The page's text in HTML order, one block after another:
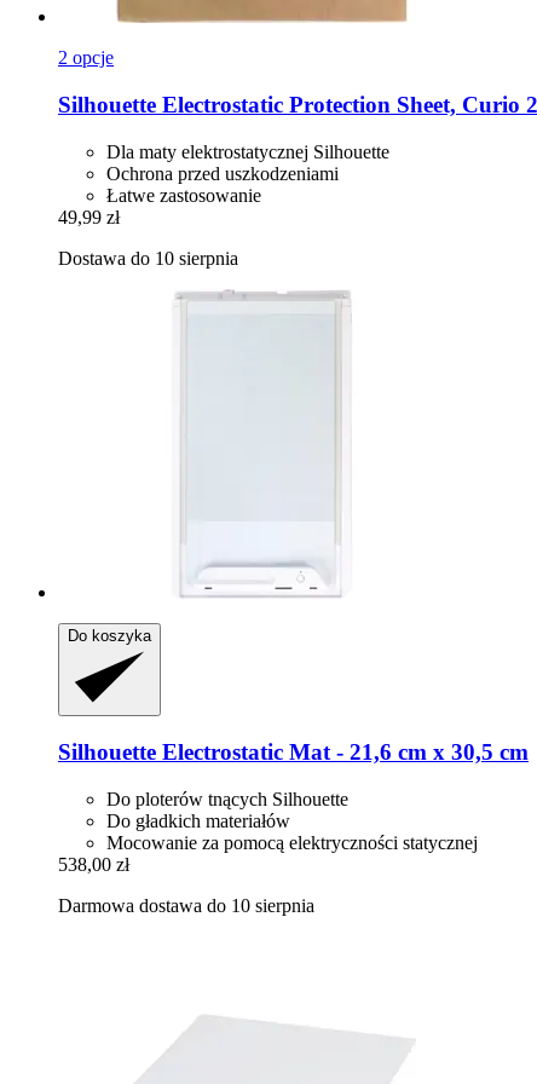
2 opcje
Silhouette Electrostatic Protection Sheet, Curio
Dla maty elektrostatycznej Silhouette
Ochrona przed uszkodzeniami
Łatwe zastosowanie
49,99 zł
Dostawa do 10 sierpnia
Do koszyka
Silhouette Electrostatic Mat -​ 21,6 cm x 30,5 cm
Do ploterów tnących Silhouette
Do gładkich materiałów
Mocowanie za pomocą elektryczności statycznej
538,00 zł
Darmowa dostawa do 10 sierpnia